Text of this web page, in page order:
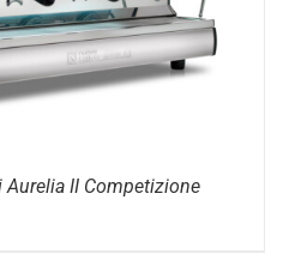
II Competizione